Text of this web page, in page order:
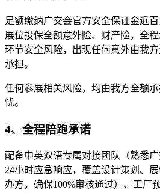
足额缴纳广交会官方安全保证金近
展位投保全额意外险、财产险，全
环节安全风险，出现任何意外由我
承担。
任何参展相关风险，均由我方全额
忧。
4、全程陪跑承诺
配备中英双语专属对接团队（熟悉
24小时应急响应，覆盖设计策划、
办方，确保100%审核通过）、工厂